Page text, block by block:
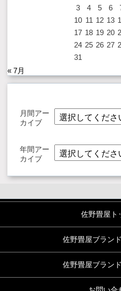
3
4 5 6
10 11 12 13
17 18 19 20
24 25 26 27
31
« 7月
月間アー
カイブ
年間アー
カイブ
佐野畳屋ト
佐野畳屋ブラン
佐野畳屋ブラン